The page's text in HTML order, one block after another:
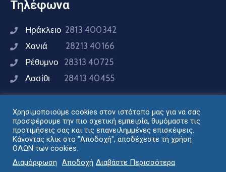
Τηλέφωνα
Ηράκλειο 2813 400342
Χανιά 28213 40166
Ρέθυμνο 28313 40725
Λασίθι 28413 40455
Συνδεθείτε μαζί μας
Σχεδιασμός - Ανάπτυξη: Διεύθυνση Ηλεκτρονικής
Διακυβέρνησης Περιφέρειας Κρήτης © 2024
Χρησιμοποιούμε cookies στον ιστότοπο μας για να σας
προσφέρουμε την πιο σχετική εμπειρία, θυμόμαστε τις
προτιμήσεις σας και τις επανειλημμένες επισκέψεις.
Κάνοντας κλικ στο "Αποδοχή", αποδέχεστε τη χρήση
ΟΛΩΝ των cookies.
Διαμόρφωση
Αποδοχή Διαβάστε Περισσότερα